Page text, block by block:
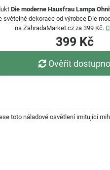
Die moderne Hausfrau Lampa
světelné dekorace od výrobce Die
na ZahradaMarket.cz za 399 Kč.
399 Kč
Ověřit
toto náladové osvětlení imitující